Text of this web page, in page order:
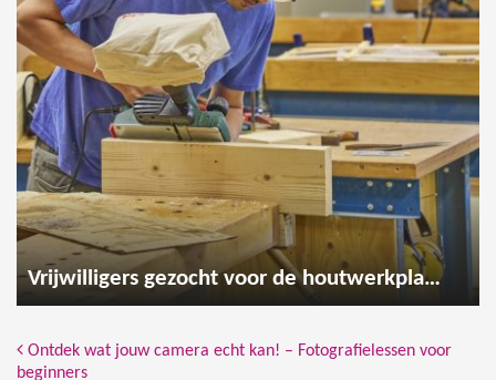
Vrijwilligers gezocht voor de houtwerkplaats
Bericht Navigatie
Ontdek wat jouw camera echt kan! – Fotografielessen voor
beginners